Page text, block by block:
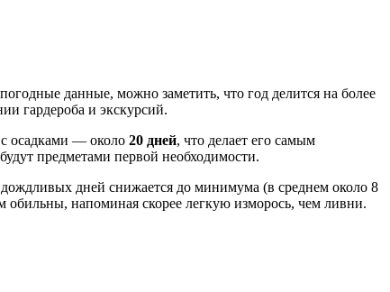
данные, можно заметить, что год делится на более
гардероба и экскурсий.
осадками — около 20 дней, что делает его самым
предметами первой необходимости.
дней снижается до минимума (в среднем около 8
напоминая скорее легкую изморось, чем ливни.